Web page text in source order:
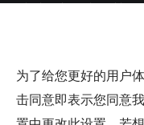
网站地图 工业AI智能体
为了给您更好的用户
击同意即表示您同意